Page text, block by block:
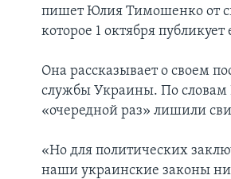
пишет Юлия Тимошенко от
которое 1 октября
Она рассказывает о своем
службы Украины. По
«очередной раз» лишили
«Но для политических
наши украинские законы ни